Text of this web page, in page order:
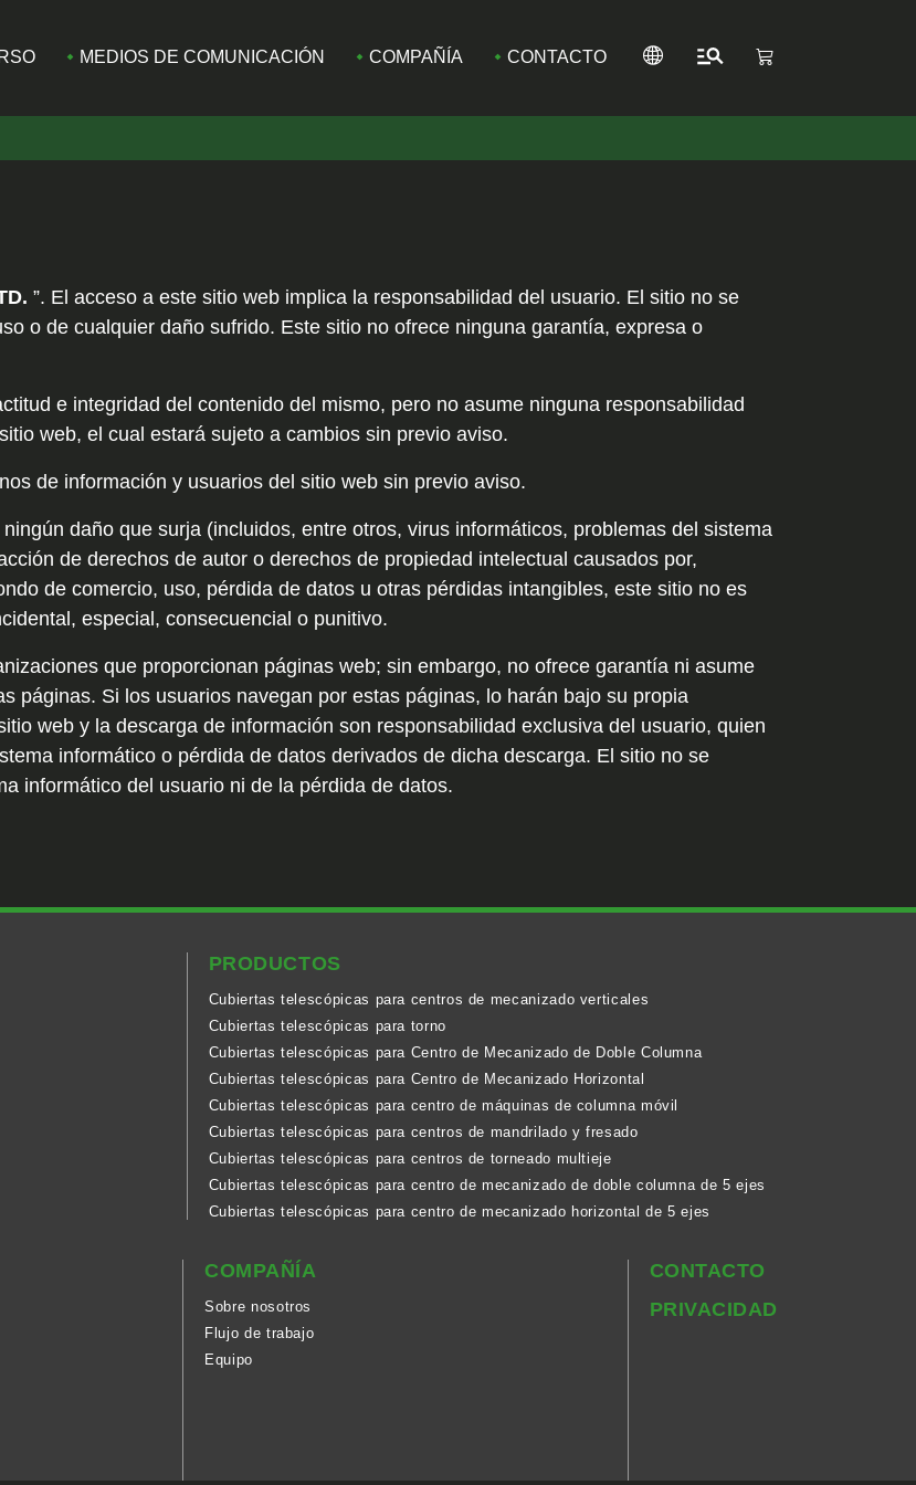
MEDIOS DE COMUNICACIÓN COMPAÑÍA CONTACTO
”. El acceso a este sitio web implica la responsabilidad del usuario. El sitio no se
o de cualquier daño sufrido. Este sitio no ofrece ninguna garantía, expresa o
e integridad del contenido del mismo, pero no asume ninguna responsabilidad
web, el cual estará sujeto a cambios sin previo aviso.
de información y usuarios del sitio web sin previo aviso.
daño que surja (incluidos, entre otros, virus informáticos, problemas del sistema
de derechos de autor o derechos de propiedad intelectual causados por,
de comercio, uso, pérdida de datos u otras pérdidas intangibles, este sitio no es
especial, consecuencial o punitivo.
que proporcionan páginas web; sin embargo, no ofrece garantía ni asume
páginas. Si los usuarios navegan por estas páginas, lo harán bajo su propia
web y la descarga de información son responsabilidad exclusiva del usuario, quien
informático o pérdida de datos derivados de dicha descarga. El sitio no se
informático del usuario ni de la pérdida de datos.
PRODUCTOS
Cubiertas telescópicas para centros de mecanizado verticales
Cubiertas telescópicas para torno
Cubiertas telescópicas para Centro de Mecanizado de Doble Columna
Cubiertas telescópicas para Centro de Mecanizado Horizontal
Cubiertas telescópicas para centro de máquinas de columna móvil
Cubiertas telescópicas para centros de mandrilado y fresado
Cubiertas telescópicas para centros de torneado multieje
Cubiertas telescópicas para centro de mecanizado de doble columna de 5 ejes
Cubiertas telescópicas para centro de mecanizado horizontal de 5 ejes
COMPAÑÍA
Sobre nosotros
Flujo de trabajo
Equipo
CONTACTO
PRIVACIDAD